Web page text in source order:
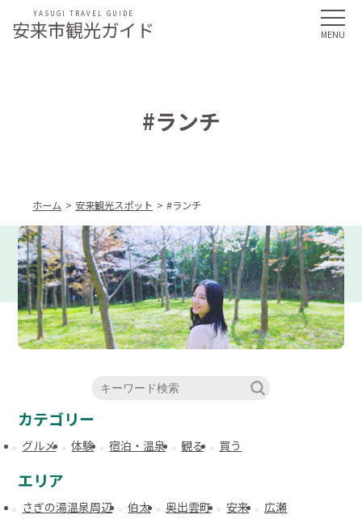
安来市観光ガイド
YASUGI TRAVEL GUIDE
#ランチ
ホーム 安来観光スポット #ランチ
カテゴリー
グルメ 体験 宿泊・温泉 観る 買う
エリア
さぎの湯温泉周辺 伯太 奥出雲町 安来
広瀬